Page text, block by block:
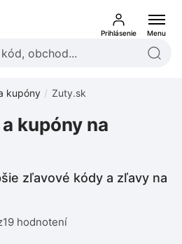
Prihlásenie Menu
kupóny Zuty.sk
kupóny na
zľavové kódy a zľavy na
19 hodnotení